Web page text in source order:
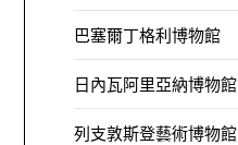
巴塞爾丁格利博物館
日內瓦阿里亞納博物館
列支敦斯登藝術博物館